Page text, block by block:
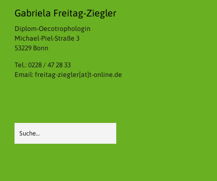
Gabriela Freitag-Ziegler
Diplom-Oecotrophologin
Michael-Piel-Straße 3
53229 Bonn
Tel.: 0228 / 47 28 33
Email: freitag-ziegler[at]t-online.de